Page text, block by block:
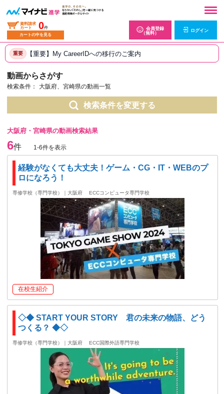
資料請求
カート
0件
カートの中を見る
会員登録
（無料）
ログイン
重要 【重要】My CareerIDへの移行のご案内
動画からさがす
検索条件： 大阪府、宮崎県の動画一覧
検索条件を変更する
大阪府・宮崎県の動画検索結果
6件 1-6件を表示
経験がなくても大丈夫！ゲーム・CG・IT・WEBのプ
ロになろう！
専修学校（専門学校）｜大阪府 ECCコンピュータ専門学校
在校生紹介
◇◆ START YOUR STORY 君の未来の物語、どう
つくる？ ◆◇
専修学校（専門学校）｜大阪府 ECC国際外語専門学校